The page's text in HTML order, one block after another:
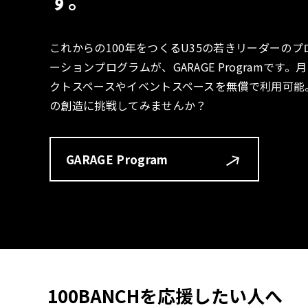
これからの100年をつくるU35の若きリーダーの
ーションプログラムが、GARAGE Programです。
クトスペースやイベントスペースを無償で利用可
の創造に挑戦してみませんか？
GARAGE Program
100BANCHを応援したい人へ